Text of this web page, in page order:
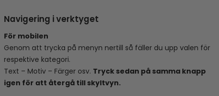
Navigering i verktyget
För mobilen
Genom att trycka på menyn nertill så fäller du upp valen för
respektive kategori.
Text – Motiv – Färger osv. Tryck sedan på samma knapp
igen för att återgå till skyltvyn.